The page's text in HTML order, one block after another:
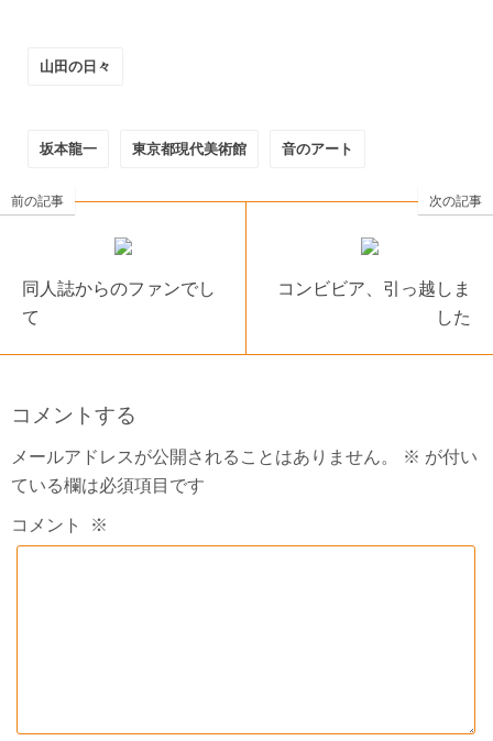
山田の日々
坂本龍一 東京都現代美術館 音のアート
前の記事
同人誌からのファンでし
て
次の記事
コンビビア、引っ越しま
した
コメントする
メールアドレスが公開されることはありません。 ※ が付い
ている欄は必須項目です
コメント ※